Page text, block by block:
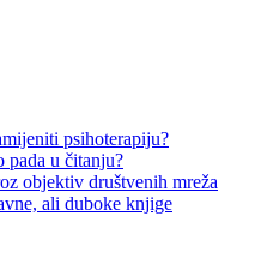
psihoterapiju?
pada u čitanju?
objektiv društvenih mreža
ali duboke knjige